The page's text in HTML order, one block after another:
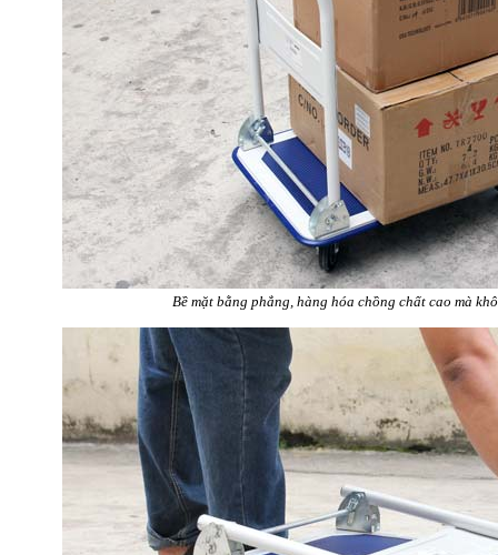
Bề mặt bằng phẳng, hàng hóa chồng chất cao mà